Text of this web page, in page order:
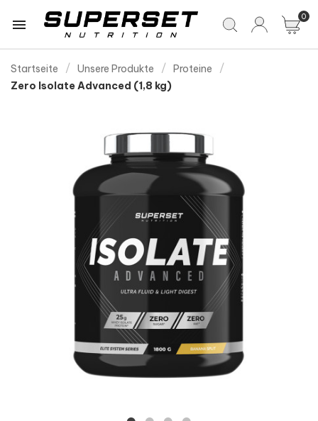
 0
Startseite Unsere Produkte
Proteine
Zero Isolate Advanced (1,8 kg)